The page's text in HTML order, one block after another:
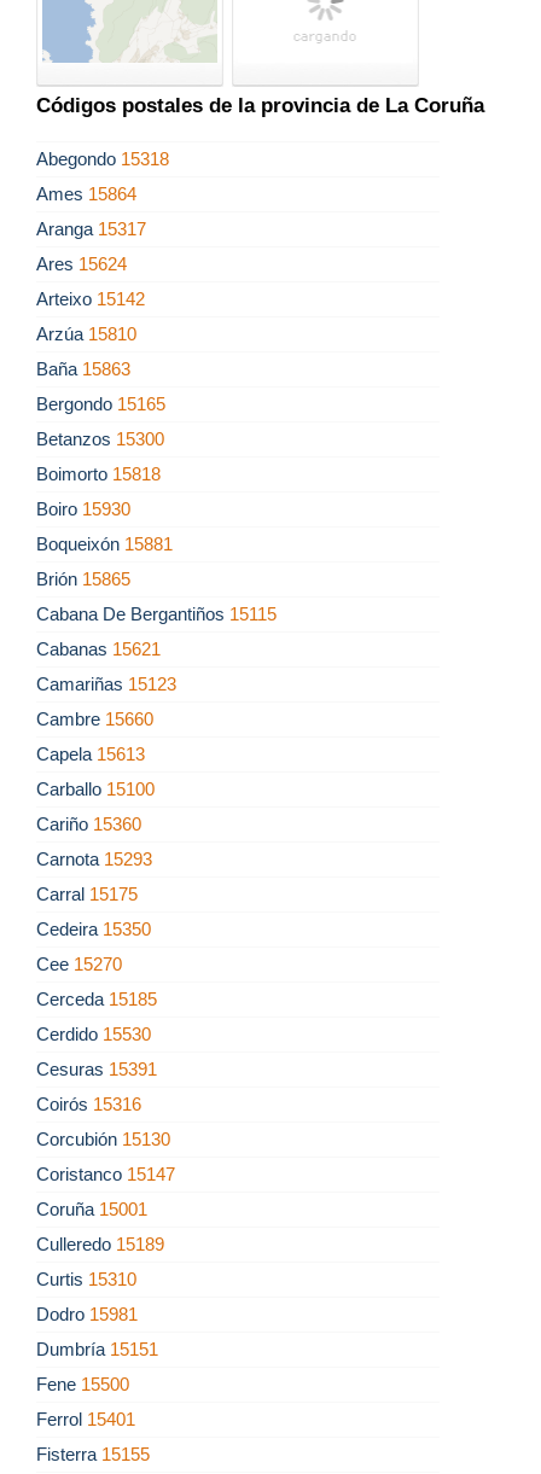
Códigos postales de la provincia de La Coruña
Abegondo 15318
Ames 15864
Aranga 15317
Ares 15624
Arteixo 15142
Arzúa 15810
Baña 15863
Bergondo 15165
Betanzos 15300
Boimorto 15818
Boiro 15930
Boqueixón 15881
Brión 15865
Cabana De Bergantiños 15115
Cabanas 15621
Camariñas 15123
Cambre 15660
Capela 15613
Carballo 15100
Cariño 15360
Carnota 15293
Carral 15175
Cedeira 15350
Cee 15270
Cerceda 15185
Cerdido 15530
Cesuras 15391
Coirós 15316
Corcubión 15130
Coristanco 15147
Coruña 15001
Culleredo 15189
Curtis 15310
Dodro 15981
Dumbría 15151
Fene 15500
Ferrol 15401
Fisterra 15155